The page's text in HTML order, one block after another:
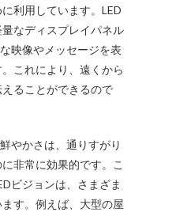
利用しています。LED
なディスプレイパネル
映像やメッセージを表
これにより、遠くから
ることができるので
やかさは、通りすがり
非常に効果的です。こ
ビジョンは、さまざま
す。例えば、大型の屋